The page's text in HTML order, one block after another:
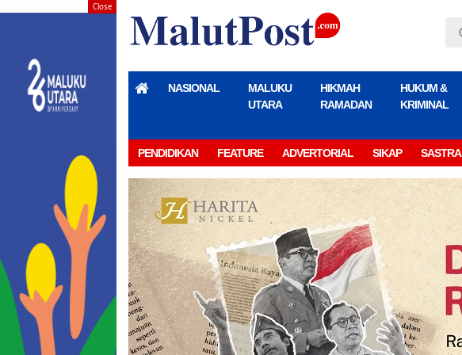
NASIONAL
MALUKU
UTARA
HIKMAH
RAMADAN
HUKUM &
KRIMINAL
PENDIDIKAN FEATURE ADVERTORIAL SIKAP SASTRA
Close